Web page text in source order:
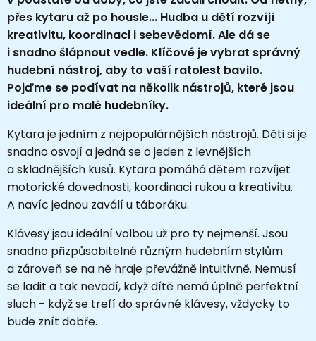
přes kytaru až po housle... Hudba u dětí rozvíjí
kreativitu, koordinaci i sebevědomí. Ale dá se
i snadno šlápnout vedle. Klíčové je vybrat správný
hudební nástroj, aby to vaší ratolest bavilo.
Pojďme se podívat na několik nástrojů, které jsou
ideální pro malé hudebníky.
Kytara je jedním z nejpopulárnějších nástrojů. Děti si je
snadno osvojí a jedná se o jeden z levnějších
a skladnějších kusů. Kytara pomáhá dětem rozvíjet
motorické dovednosti, koordinaci rukou a kreativitu.
A navíc jednou zaválí u táboráku.
Klávesy jsou ideální volbou už pro ty nejmenší. Jsou
snadno přizpůsobitelné různým hudebním stylům
a zároveň se na ně hraje převážně intuitivně. Nemusí
se ladit a tak nevadí, když dítě nemá úplně perfektní
sluch - když se trefí do správné klávesy, vždycky to
bude znít dobře.